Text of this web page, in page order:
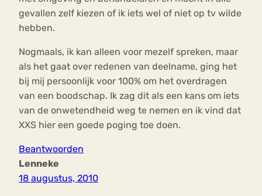
gevallen zelf kiezen of ik iets wel of niet op tv wilde
hebben.
Nogmaals, ik kan alleen voor mezelf spreken, maar
als het gaat over redenen van deelname, ging het
bij mij persoonlijk voor 100% om het overdragen
van een boodschap. Ik zag dit als een kans om iets
van de onwetendheid weg te nemen en ik vind dat
XXS hier een goede poging toe doen.
Beantwoorden
Lenneke
18 augustus, 2010